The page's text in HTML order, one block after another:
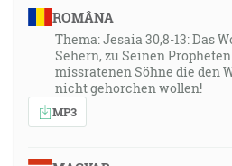
ROMÂNA
Thema: Jesaia 30,8-13: Das
Sehern, zu Seinen
missratenen Söhne die den
nicht gehorchen wollen!
MP3